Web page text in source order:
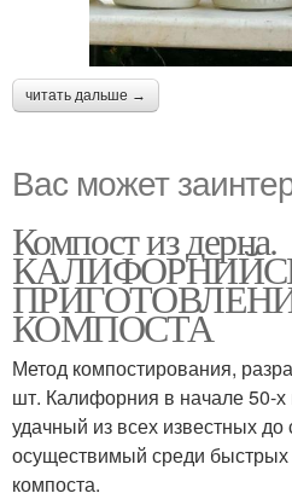
читать дальше →
Вас может
Компост из дерна.
КОМПОСТА
Метод компостирования,
шт. Калифорния в начале 50-
удачный из всех известных
осуществимый среди
компоста.